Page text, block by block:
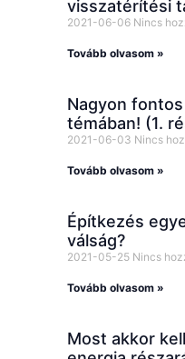
visszatérítési
2021-06-06 Nincs
Tovább olvasom »
Nagyon
témában! (1.
2021-06-03 Nincs
Tovább olvasom »
Építkezés
válság?
2021-05-25 Nincs
Tovább olvasom »
Most akkor